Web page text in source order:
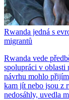
Rwanda jedná s
migrantů
Rwanda vede
spolupráci v oblasti
návrhu mohlo
kam jít nebo jsou z
nedosáhly, uvedla